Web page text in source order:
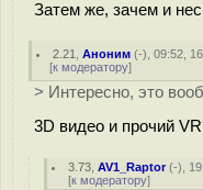
Затем же, зачем и
2.21 ,Аноним (-), 09:52,
[к модератору]
> Интересно, это
3D видео и прочий
3.73 ,AV1_Raptor(-),
[к модератору]